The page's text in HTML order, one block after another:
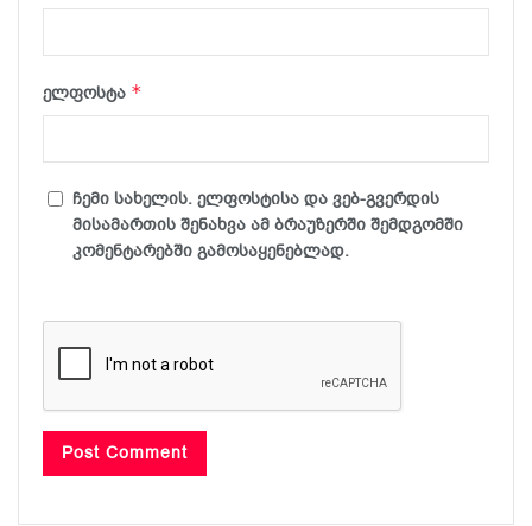
ელფოსტა *
ჩემი სახელის. ელფოსტისა და ვებ-გვერდის
მისამართის შენახვა ამ ბრაუზერში შემდგომში
კომენტარებში გამოსაყენებლად.